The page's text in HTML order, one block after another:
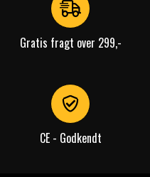
Gratis fragt over 299,-
CE - Godkendt